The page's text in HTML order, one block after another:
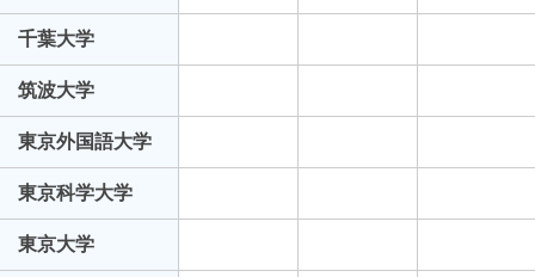
千葉大学
筑波大学
東京外国語大学
東京科学大学
東京大学